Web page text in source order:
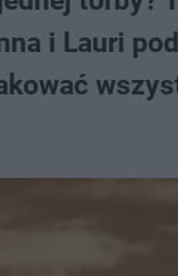
i Lauri